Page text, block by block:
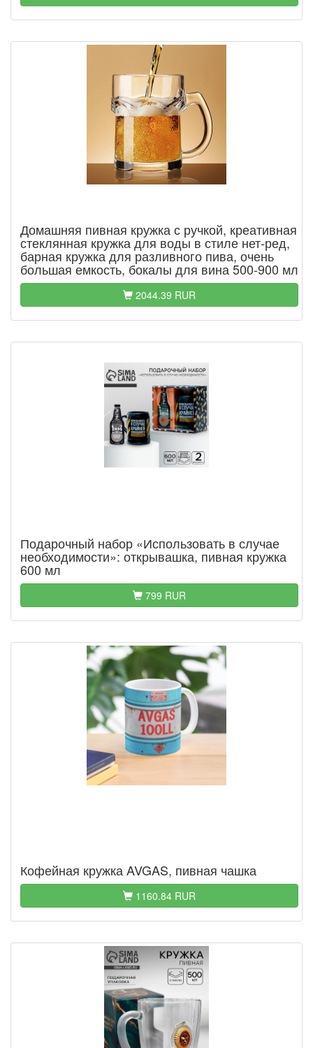
Домашняя пивная кружка с ручкой, креативная
стеклянная кружка для воды в стиле нет-ред,
барная кружка для разливного пива, очень
большая емкость, бокалы для вина 500-900 мл
2044.39 RUR
Подарочный набор «Использовать в случае
необходимости»: открывашка, пивная кружка
600 мл
799 RUR
Кофейная кружка AVGAS, пивная чашка
1160.84 RUR